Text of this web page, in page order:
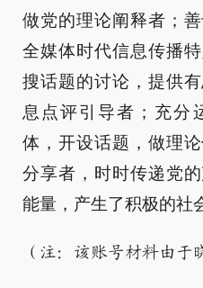
做党的理论阐释者；
全媒体时代信息传播
搜话题的讨论，提供
息点评引导者；充分
体，开设话题，做理
分享者，时时传递党
能量，产生了积极的社
（注：该账号材料由于